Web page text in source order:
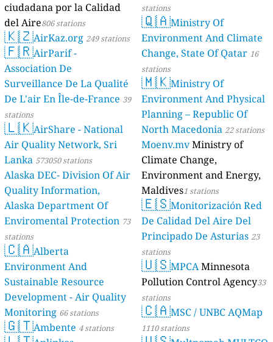
ciudadana por la Calidad
del Aire806 stations
🇰🇿AirKaz.org 249 stations
🇫🇷AirParif -
Association De
Surveillance De La Qualité
De L'air En Île-de-France 39
stations
🇱🇰AirShare - National
Air Quality Network, Sri
Lanka 573050 stations
Alaska DEC- Division Of Air
Quality Information,
Alaska Department Of
Enviromental Protection 73
stations
🇨🇦Alberta
Environment And
Sustainable Resource
Development - Air Quality
Monitoring 66 stations
🇬🇹Ambente 4 stations
stations
🇶🇦Ministry Of
Environment And Climate
Change, State Of Qatar 16
stations
🇲🇰Ministry Of
Environment And Physical
Planning – Republic Of
North Macedonia 22 stations
Moenv.mvMinistry of
Climate Change,
Environment and Energy,
Maldives1 stations
🇪🇸Monitorización Red
De Calidad Del Aire Del
Principado De Asturias 23
stations
🇺🇸MPCAMinnesota
Pollution Control Agency33
stations
🇨🇦MSC / UNBC AQMap
1110 stations